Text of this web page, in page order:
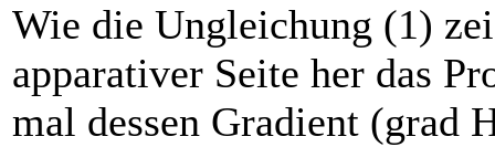
Wie die Ungleichung (1)
apparativer Seite her das
mal dessen Gradient (grad